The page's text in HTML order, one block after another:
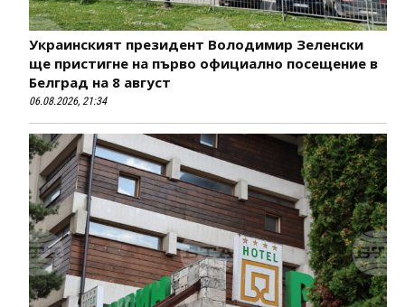
Украинският президент Володимир Зеленски
ще пристигне на първо официално посещение в
Белград на 8 август
06.08.2026, 21:34